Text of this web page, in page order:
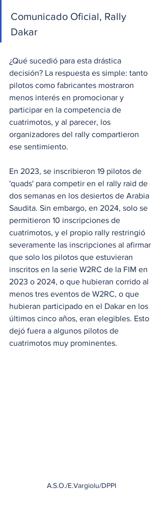
Comunicado Oficial, Rally
Dakar
¿Qué sucedió para esta drástica
decisión? La respuesta es simple: tanto
pilotos como fabricantes mostraron
menos interés en promocionar y
participar en la competencia de
cuatrimotos, y al parecer, los
organizadores del rally compartieron
ese sentimiento.
En 2023, se inscribieron 19 pilotos de
'quads' para competir en el rally raid de
dos semanas en los desiertos de Arabia
Saudita. Sin embargo, en 2024, solo se
permitieron 10 inscripciones de
cuatrimotos, y el propio rally restringió
severamente las inscripciones al afirmar
que solo los pilotos que estuvieran
inscritos en la serie W2RC de la FIM en
2023 o 2024, o que hubieran corrido al
menos tres eventos de W2RC, o que
hubieran participado en el Dakar en los
últimos cinco años, eran elegibles. Esto
dejó fuera a algunos pilotos de
cuatrimotos muy prominentes.
A.S.O./E.Vargiolu/DPPI